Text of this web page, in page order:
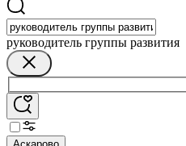
руководитель группы развития